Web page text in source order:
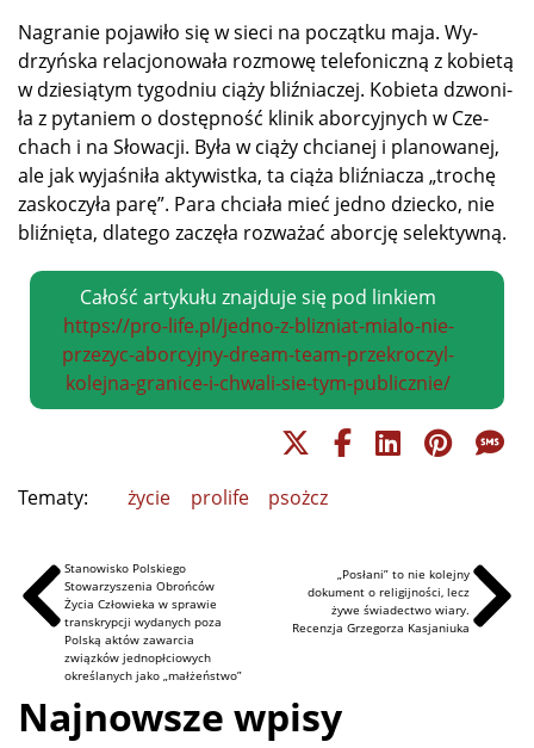
Na­gra­nie po­ja­wi­ło się w sie­ci na po­cząt­ku ma­ja. Wy­
drzyń­ska re­la­cjo­no­wa­ła roz­mo­wę te­le­fo­nicz­ną z ko­bie­tą
w dzie­sią­tym ty­go­dniu cią­ży bliź­nia­czej. Ko­bie­ta dzwo­ni­
ła z py­ta­niem o do­stęp­ność kli­nik abor­cyj­nych w Cze­
chach i na Sło­wa­cji. By­ła w cią­ży chcia­nej i pla­no­wa­nej,
ale jak wy­ja­śni­ła ak­ty­wist­ka, ta cią­ża bliź­nia­cza „tro­chę
za­sko­czy­ła pa­rę”. Pa­ra chcia­ła mieć jed­no dziec­ko, nie
bliź­nię­ta, dla­te­go za­czę­ła roz­wa­żać abor­cję selektywną.
Całość artykułu znajduje się pod linkiem
https://pro-life.pl/jedno-z-blizniat-mialo-nie-
przezyc-aborcyjny-dream-team-przekroczyl-
kolejna-granice-i-chwali-sie-tym-publicznie/
Tematy: życie prolife psożcz
Stanowisko Polskiego
Stowarzyszenia Obrońców
Życia Człowieka w sprawie
transkrypcji wydanych poza
Polską aktów zawarcia
związków jednopłciowych
określanych jako „małżeństwo”
„Posłani” to nie kolejny
dokument o religijności, lecz
żywe świadectwo wiary.
Recenzja Grzegorza Kasjaniuka
Najnowsze wpisy